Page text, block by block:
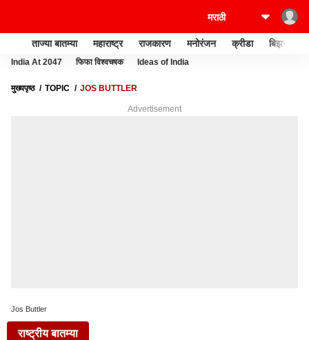
ताज्या बातम्या महाराष्ट्र राजकारण मनोरंजन क्रीडा बिझनेस
India At 2047 फिफा विश्वचषक Ideas of India
मुख्यपृष्ठ TOPIC JOS BUTTLER
Advertisement
Jos Buttler
राष्ट्रीय बातम्या